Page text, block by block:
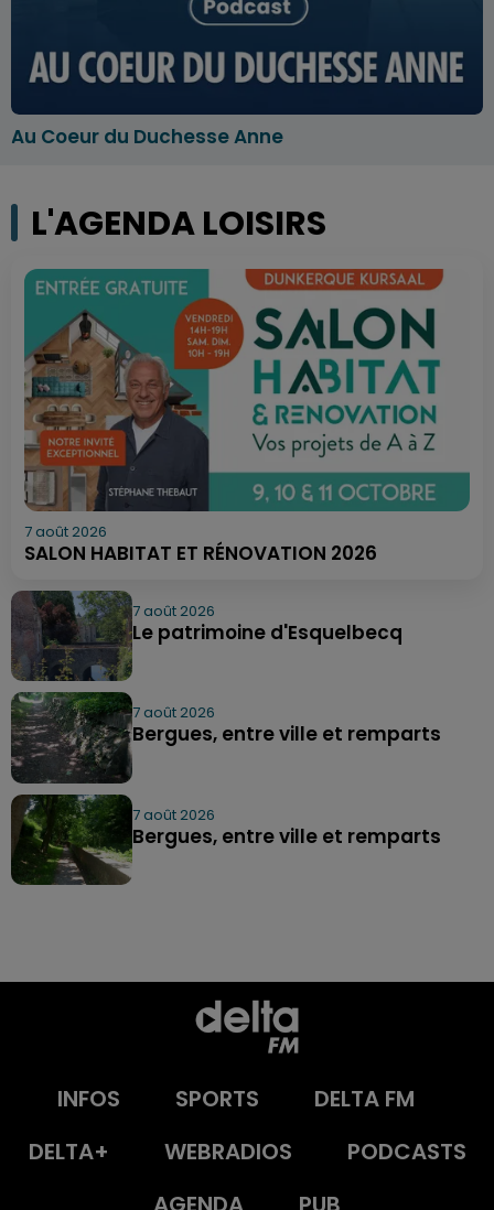
Au Coeur du Duchesse Anne
L'AGENDA LOISIRS
7 août 2026
SALON HABITAT ET RÉNOVATION 2026
7 août 2026
Le patrimoine d'Esquelbecq
7 août 2026
Bergues, entre ville et remparts
7 août 2026
Bergues, entre ville et remparts
INFOS SPORTS
DELTA FM
DELTA+
WEBRADIOS
PODCASTS